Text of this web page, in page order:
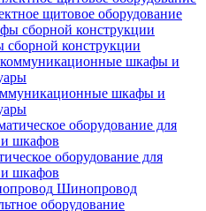
щитовое оборудование
конструкции
шкафы и
оборудование для
шкафов
Шинопровод